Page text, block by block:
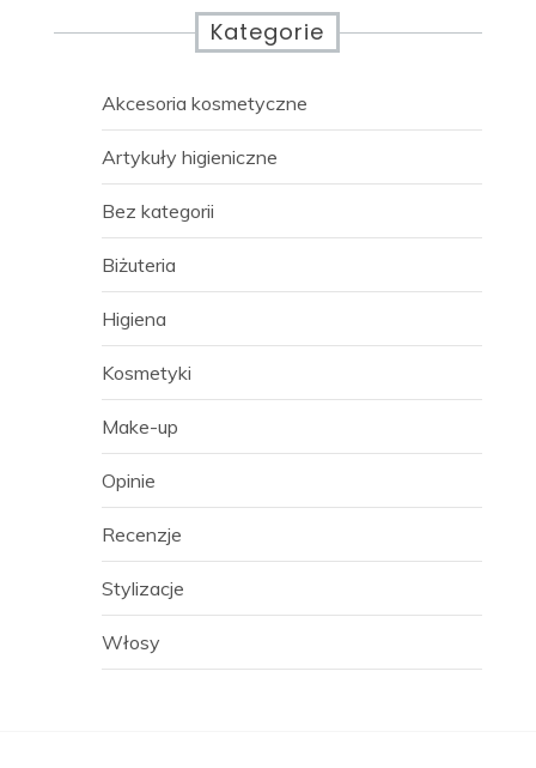
Kategorie
Akcesoria kosmetyczne
Artykuły higieniczne
Bez kategorii
Biżuteria
Higiena
Kosmetyki
Make-up
Opinie
Recenzje
Stylizacje
Włosy